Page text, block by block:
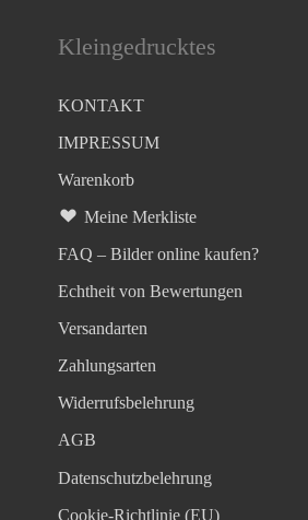
Kleingedrucktes
KONTAKT
IMPRESSUM
Warenkorb
Meine Merkliste
FAQ – Bilder online kaufen?
Echtheit von Bewertungen
Versandarten
Zahlungsarten
Widerrufsbelehrung
AGB
Datenschutzbelehrung
Cookie-Richtlinie (EU)